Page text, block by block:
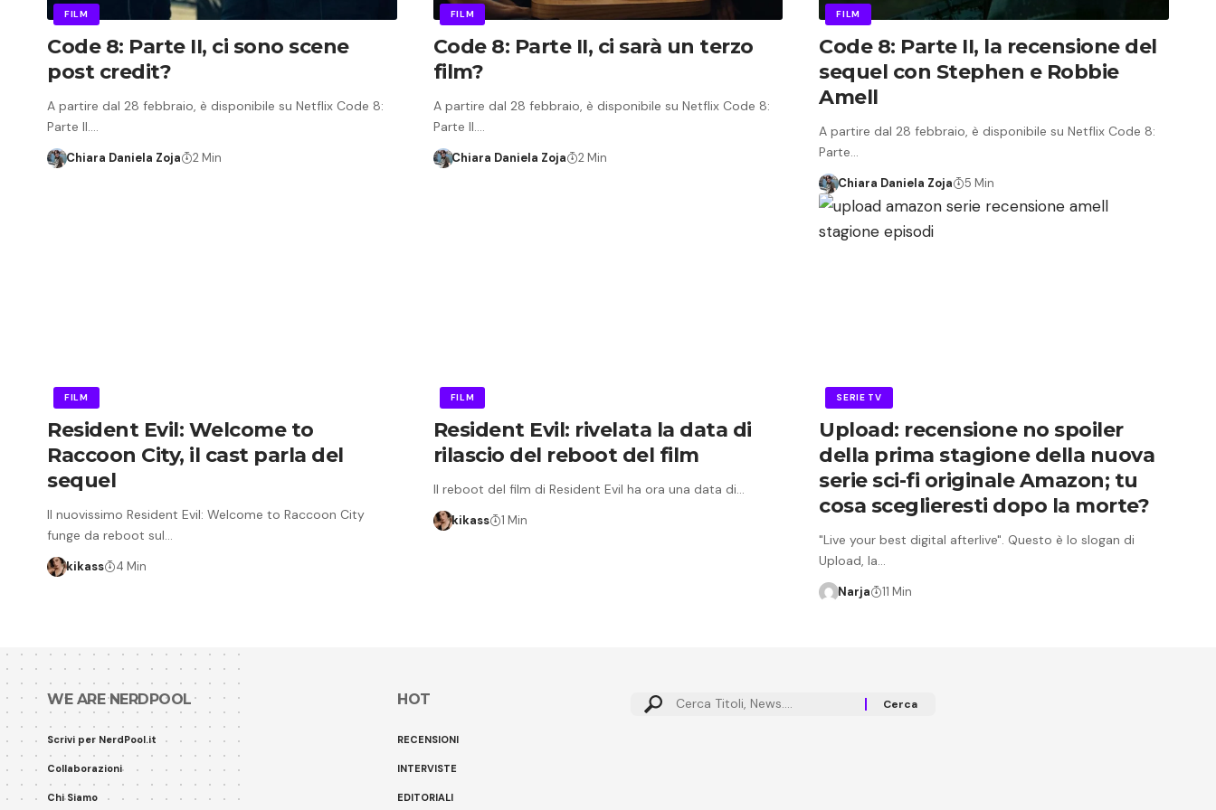
FILM
Code 8: Parte II, ci sono scene
post credit?
A partire dal 28 febbraio, è disponibile su Netflix Code 8:
Parte II.…
Chiara Daniela Zoja 2 Min
FILM
Code 8: Parte II, ci sarà un terzo
film?
A partire dal 28 febbraio, è disponibile su Netflix Code 8:
Parte II.…
Chiara Daniela Zoja 2 Min
FILM
Code 8: Parte II, la recensione del
sequel con Stephen e Robbie
Amell
A partire dal 28 febbraio, è disponibile su Netflix Code 8:
Parte…
Chiara Daniela Zoja 5 Min
FILM
Resident Evil: Welcome to
Raccoon City, il cast parla del
sequel
Il nuovissimo Resident Evil: Welcome to Raccoon City
funge da reboot sul…
kikass 4 Min
FILM
Resident Evil: rivelata la data di
rilascio del reboot del film
Il reboot del film di Resident Evil ha ora una data di…
kikass 1 Min
SERIE TV
Upload: recensione no spoiler
della prima stagione della nuova
serie sci-fi originale Amazon; tu
cosa sceglieresti dopo la morte?
"Live your best digital afterlive". Questo è lo slogan di
Upload, la…
Narja 11 Min
WE ARE NERDPOOL
Scrivi per NerdPool.it
Collaborazioni
Chi Siamo
HOT
RECENSIONI
INTERVISTE
EDITORIALI
Cerca: